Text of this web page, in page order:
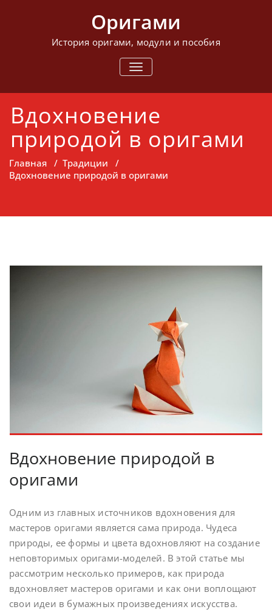
Оригами
История оригами, модули и пособия
ПОКАЗАТЬ/
СКРЫТЬ
Вдохновение
природой в оригами
Главная / Традиции /
Вдохновение природой в оригами
Вдохновение природой в
оригами
Одним из главных источников вдохновения для
мастеров оригами является сама природа. Чудеса
природы, ее формы и цвета вдохновляют на создание
неповторимых оригами-моделей. В этой статье мы
рассмотрим несколько примеров, как природа
вдохновляет мастеров оригами и как они воплощают
свои идеи в бумажных произведениях искусства.